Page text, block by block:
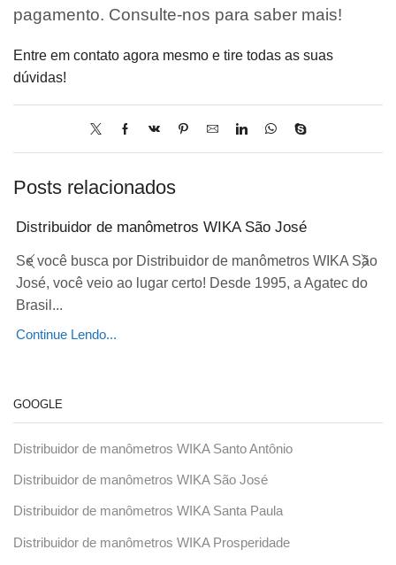
pagamento. Consulte-nos para saber mais!
Entre em contato agora mesmo e tire todas as suas
dúvidas!
Posts relacionados
Distribuidor de manômetros WIKA São José
Se você busca por Distribuidor de manômetros WIKA São
José, você veio ao lugar certo! Desde 1995, a Agatec do
Brasil...
Continue Lendo...
GOOGLE
Distribuidor de manômetros WIKA Santo Antônio
Distribuidor de manômetros WIKA São José
Distribuidor de manômetros WIKA Santa Paula
Distribuidor de manômetros WIKA Prosperidade